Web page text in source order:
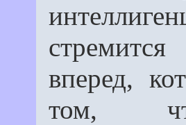
вперед,
том,